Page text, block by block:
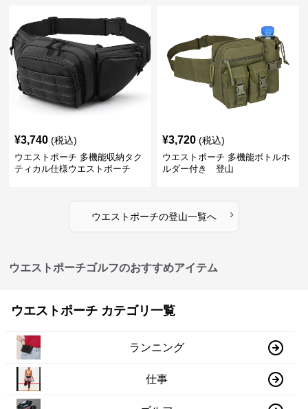
¥3,740 (税込)
ウエストポーチ 多機能収納タク
ティカル仕様ウエストポーチ
¥3,720 (税込)
ウエストポーチ 多機能ボトルホ
ルダー付き 登山
ウエストポーチの登山一覧へ ›
ウエストポーチゴルフのおすすめアイテム
ウエストポーチ カテゴリ一覧
ランニング
仕事